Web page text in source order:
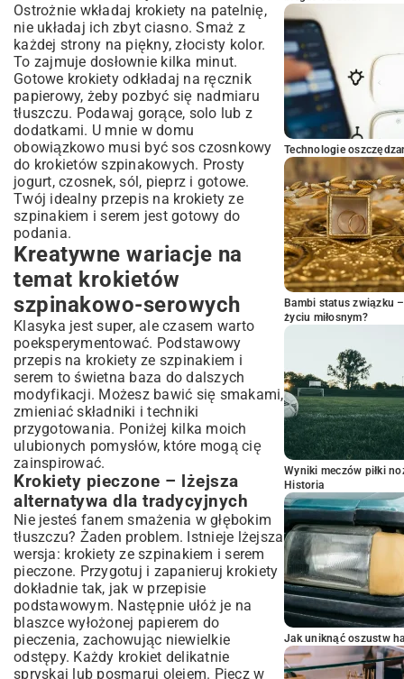
Ostrożnie wkładaj krokiety na patelnię,
nie układaj ich zbyt ciasno. Smaż z
każdej strony na piękny, złocisty kolor.
To zajmuje dosłownie kilka minut.
Gotowe krokiety odkładaj na ręcznik
papierowy, żeby pozbyć się nadmiaru
tłuszczu. Podawaj gorące, solo lub z
dodatkami. U mnie w domu
obowiązkowo musi być sos czosnkowy
do krokietów szpinakowych. Prosty
jogurt, czosnek, sól, pieprz i gotowe.
Twój idealny przepis na krokiety ze
szpinakiem i serem jest gotowy do
podania.
Kreatywne wariacje na
temat krokietów
szpinakowo-serowych
Klasyka jest super, ale czasem warto
poeksperymentować. Podstawowy
przepis na krokiety ze szpinakiem i
serem to świetna baza do dalszych
modyfikacji. Możesz bawić się smakami,
zmieniać składniki i techniki
przygotowania. Poniżej kilka moich
ulubionych pomysłów, które mogą cię
zainspirować.
Krokiety pieczone – lżejsza
alternatywa dla tradycyjnych
Nie jesteś fanem smażenia w głębokim
tłuszczu? Żaden problem. Istnieje lżejsza
wersja: krokiety ze szpinakiem i serem
pieczone. Przygotuj i zapanieruj krokiety
dokładnie tak, jak w przepisie
podstawowym. Następnie ułóż je na
blaszce wyłożonej papierem do
pieczenia, zachowując niewielkie
odstępy. Każdy krokiet delikatnie
spryskaj lub posmaruj olejem. Piecz w
Technologie
Bambi status związku
życiu miłosnym?
Wyniki meczów piłki
Historia
Jak uniknąć oszustw